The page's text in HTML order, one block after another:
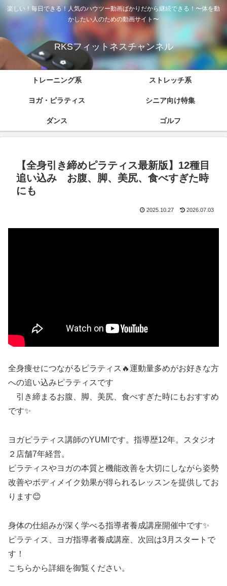
楽しい！毎日できる！人気のハウツー動画ばかりだから継続できる！〜体を動
かしたい人のための動画サイト〜
RKSフィットネスチャンネル
トレーニング系 ストレッチ系
ヨガ・ピラティス シニア向け特集
ダンス ゴルフ
【全身引き締めピラティス最新版】12種目
追い込み お腹、脚、美尻、食べすぎた時
にも
2025.10.27 2026.07.03
全身痩せにつながるピラティス🔥運動量多めがお好きな方
への追い込みピラティスです
引き締まるお腹、脚、美尻、食べすぎた時にもおすすめ
です✨️
ヨガピラティス講師のYUMIです。指導歴12年。スタジオ
２店舗7年経営。
ピラティスやヨガの本質と機能改善を大切にしながら姿勢
改善やボディメイク効果が得られるレッスンを提供してお
ります😊
身体の仕組みが深く学べる指導者養成講座開催中です✨
ピラティス、ヨガ指導者養成講座、次回は3月スタートで
す！
こちらから詳細を御覧ください。